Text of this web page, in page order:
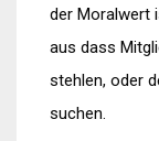
der Moralwert
aus dass
stehlen, oder
suchen.